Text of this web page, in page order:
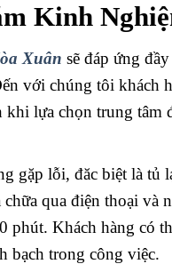
Kinh
Xuân sẽ đáp ứng
với chúng tôi khách
lựa chọn trung tâm
gặp lỗi, đăc biệt là tủ
qua điện thoại và
phút. Khách hàng có
bạch trong công việc.